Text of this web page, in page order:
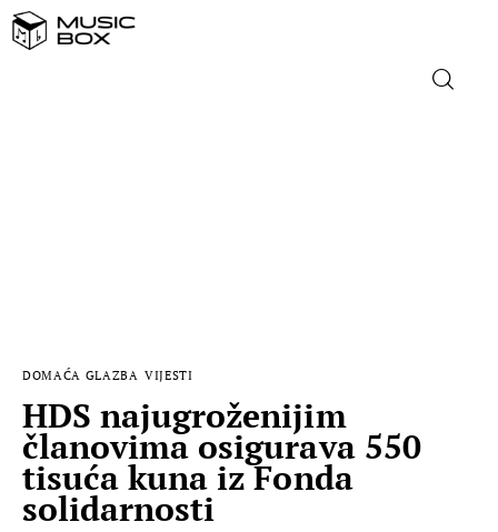
MUSIC BOX
DOMAĆA GLAZBA VIJESTI
HDS najugroženijim
članovima osigurava 550
tisuća kuna iz Fonda
solidarnosti